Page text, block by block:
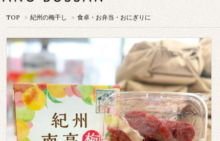
TOP > 紀州の梅干し > 食卓・お弁当・おにぎりに